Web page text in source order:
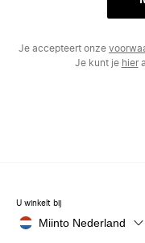
Je accepteert onze
Je kunt je hier
U winkelt bij
Miinto Nederland